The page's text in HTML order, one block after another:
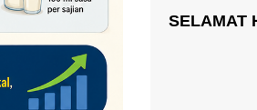
SELAMAT